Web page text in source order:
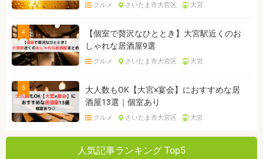
グルメ さいたま市大宮区 大宮
4
【個室で贅沢なひととき】大宮駅近くのお
しゃれな居酒屋9選
グルメ さいたま市大宮区 大宮
5
大人数もOK【大宮×宴会】におすすめな居
酒屋13選｜個室あり
グルメ さいたま市大宮区 大宮
人気記事ランキング Top5